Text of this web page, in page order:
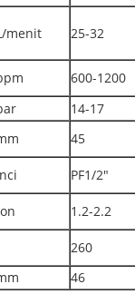
menit 25-32
600-1200
14-17
45
PF1/2"
1.2-2.2
260
46